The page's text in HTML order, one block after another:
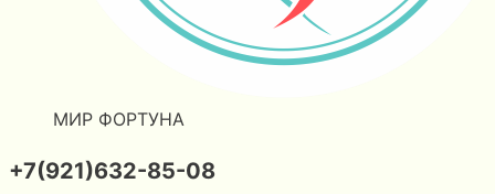
МИР ФОРТУНА
+7(921)632-85-08